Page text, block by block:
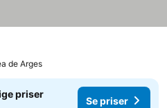
de Arges
priser
Se priser